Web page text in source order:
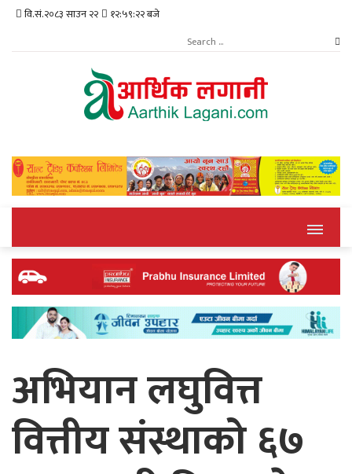
वि.सं.२०८३ साउन २२ १२:५९:२३ बजे
अभियान लघुवित्त
वित्तीय संस्थाको ६७